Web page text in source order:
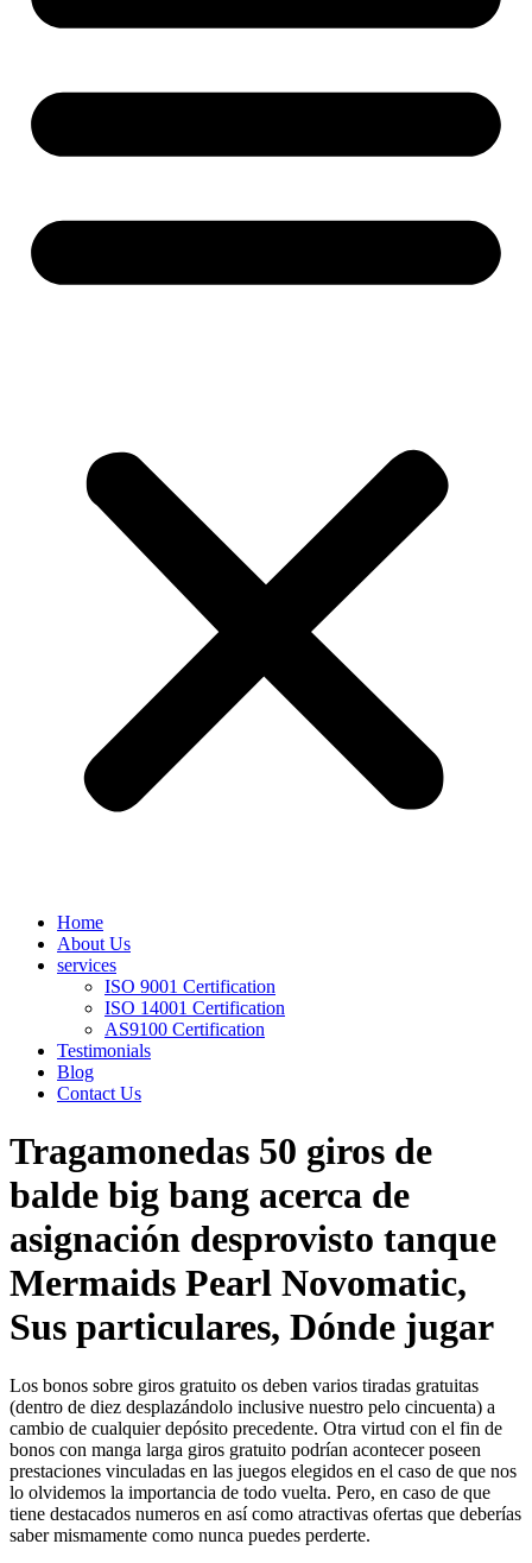
Home
About Us
services
ISO 9001 Certification
ISO 14001 Certification
AS9100 Certification
Testimonials
Blog
Contact Us
Tragamonedas 50 giros de
balde big bang acerca de
asignación desprovisto tanque
Mermaids Pearl Novomatic,
Sus particulares, Dónde jugar
Los bonos sobre giros gratuito os deben varios tiradas gratuitas
(dentro de diez desplazándolo inclusive nuestro pelo cincuenta) a
cambio de cualquier depósito precedente. Otra virtud con el fin de
bonos con manga larga giros gratuito podrí­an acontecer poseen
prestaciones vinculadas en las juegos elegidos en el caso de que nos
lo olvidemos la importancia de todo vuelta. Pero, en caso de que
tiene destacados numeros en así­ como atractivas ofertas que deberías
saber mismamente­ como nunca puedes perderte.